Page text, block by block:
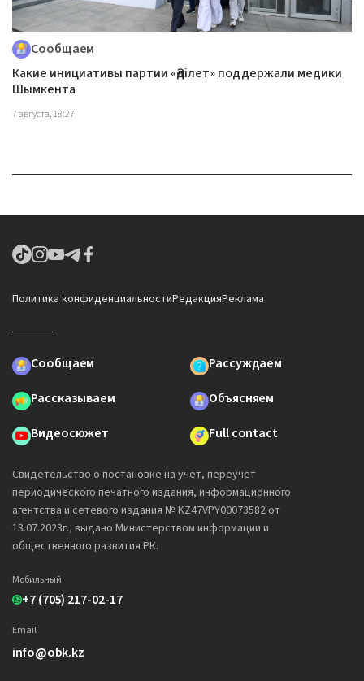
Сообщаем
Какие инициативы партии «Әділет» поддержали медики
Шымкента
7 августа, 18:27
Политика конфиденциальностиРедакцияРеклама
Сообщаем
Рассуждаем
Рассказываем
Объясняем
Видеосюжет
Full contact
Свидетельство о постановке на учет, переучет
периодического печатного издания, информационного
агентства и сетевого издания № KZ47VPY00073582 от
13.07.2023г., выдано Министерством информации и
общественного развития РК.
Мобильный
+7 (705) 217-02-17
Email
info@obk.kz